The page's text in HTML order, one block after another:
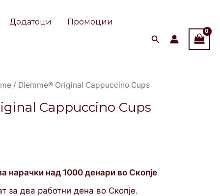
Додатоци Промоции
/ Diemme® Original Cappuccino Cups
Cappuccino Cups
нарачки над 1000 денари во Скопје
за два работни дена во Скопје.